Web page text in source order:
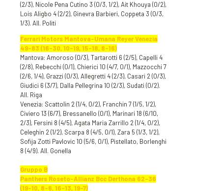
(2/3), Nicole Pena Cutino 3 (0/3, 1/2), Ait Khouya (0/2),
Lois Aligbo 4 (2/2), Ginevra Barbieri, Coppeta 3 (0/3,
1/3). All. Politi
Ferrari Motors Mantova-Umana Reyer Venezia
49-83 (16-30, 10-19, 15-18, 8-16)
Mantova: Amoroso (0/3), Tartarotti 6 (2/5), Capelli 4
(2/8), Rebecchi (0/1), Chierici 10 (4/7, 0/1), Mazzocchi 7
(2/6, 1/4), Grazzi (0/3), Allegretti 4 (2/3), Casari 2 (0/3),
Giudici 6 (3/7), Dalla Pellegrina 10 (2/3), Sudati (0/2).
All. Riga
Venezia: Scattolin 2 (1/4, 0/2), Franchin 7 (1/5, 1/2),
Civiero 13 (6/7), Bressanello (0/1), Marinari 18 (6/10,
2/3), Fersini 8 (4/5), Agata Maria Zarrillo 2 (1/4, 0/2),
Celeghin 2 (1/2), Scarpa 8 (4/5, 0/1), Zara 5 (1/3, 1/2),
Sofija Zotti Pavlovic 10 (5/6, 0/1), Pistellato, Borlenghi
8 (4/9). All. Gonella
Gruppo B
Panthers Roseto-Allianz Bcc Derthona 62-36
(19-10, 8-6, 16-13, 19-7)